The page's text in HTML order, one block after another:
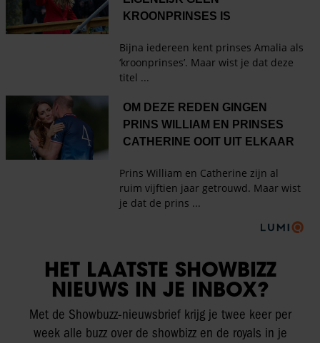
HET LAATSTE SHOWBIZZ
NIEUWS IN JE INBOX?
Met de Showbuzz-nieuwsbrief krijg je twee keer per
week alle buzz over de showbizz en de royals in je